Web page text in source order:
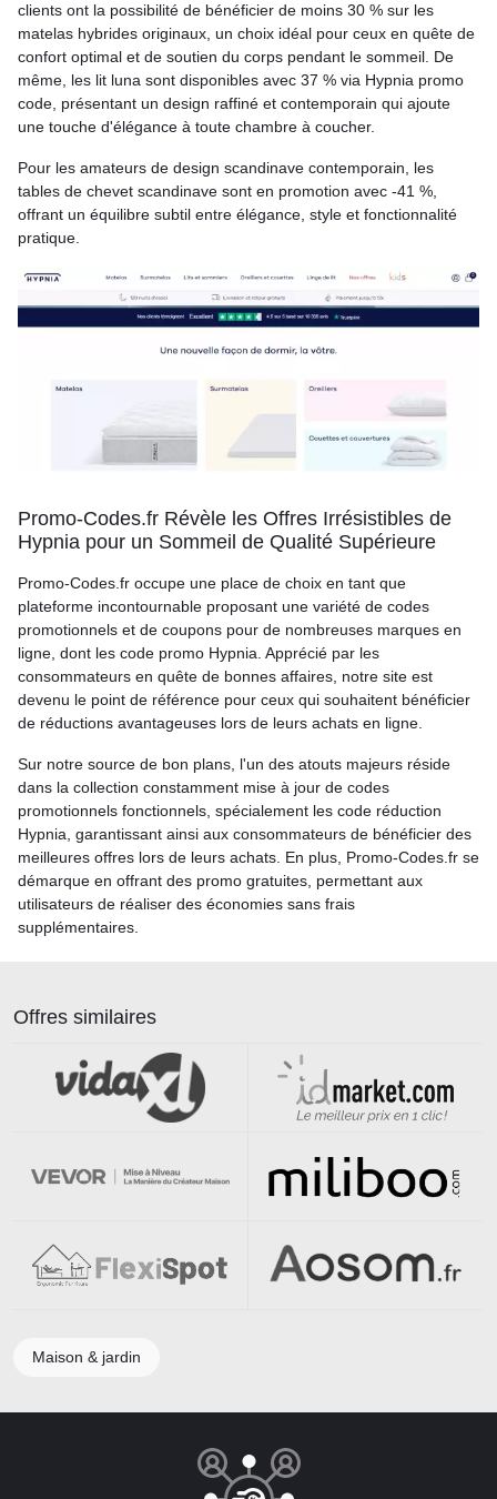
clients ont la possibilité de bénéficier de moins 30 % sur les
matelas hybrides originaux, un choix idéal pour ceux en quête de
confort optimal et de soutien du corps pendant le sommeil. De
même, les lit luna sont disponibles avec 37 % via Hypnia promo
code, présentant un design raffiné et contemporain qui ajoute
une touche d'élégance à toute chambre à coucher.
Pour les amateurs de design scandinave contemporain, les
tables de chevet scandinave sont en promotion avec -41 %,
offrant un équilibre subtil entre élégance, style et fonctionnalité
pratique.
Promo-Codes.fr Révèle les Offres Irrésistibles de
Hypnia pour un Sommeil de Qualité Supérieure
Promo-Codes.fr occupe une place de choix en tant que
plateforme incontournable proposant une variété de codes
promotionnels et de coupons pour de nombreuses marques en
ligne, dont les code promo Hypnia. Apprécié par les
consommateurs en quête de bonnes affaires, notre site est
devenu le point de référence pour ceux qui souhaitent bénéficier
de réductions avantageuses lors de leurs achats en ligne.
Sur notre source de bon plans, l'un des atouts majeurs réside
dans la collection constamment mise à jour de codes
promotionnels fonctionnels, spécialement les code réduction
Hypnia, garantissant ainsi aux consommateurs de bénéficier des
meilleures offres lors de leurs achats. En plus, Promo-Codes.fr se
démarque en offrant des promo gratuites, permettant aux
utilisateurs de réaliser des économies sans frais
supplémentaires.
Offres similaires
Maison & jardin